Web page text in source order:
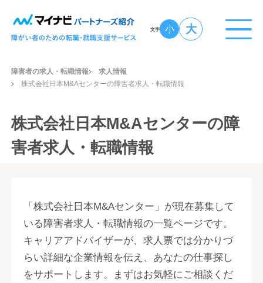
文字 小 大
障害者の求人・転職情報
求人情報
株式会社日本M&Aセンターの障害者求人・転職情報
株式会社日本M&Aセンターの障
害者求人・転職情報
「株式会社日本M&Aセンター」が現在募集して
いる障害者求人・転職情報の一覧ページです。
キャリアアドバイザーが、求人票では分かりづ
らい詳細な企業情報を伝え、あなたの仕事探し
をサポートします。まずはお気軽にご相談くだ